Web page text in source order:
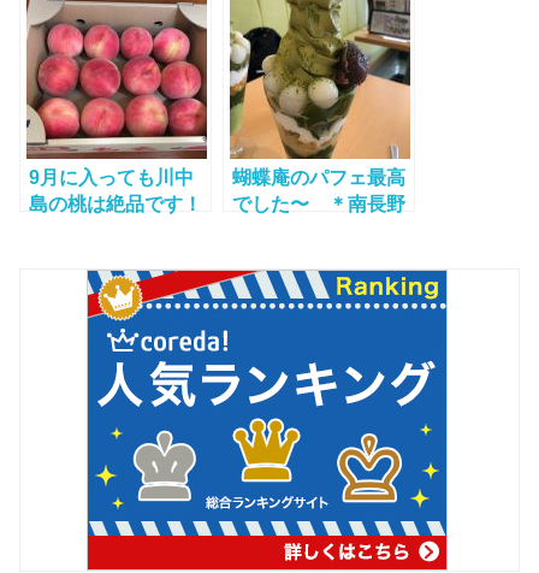
9月に入っても川中
島の桃は絶品です！
蝴蝶庵のパフェ最高
でした〜 ＊南長野